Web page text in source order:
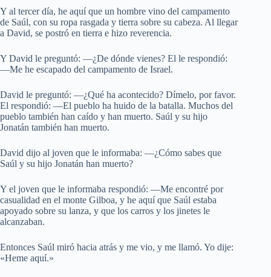
Y al tercer día, he aquí que un hombre vino del campamento
de Saúl, con su ropa rasgada y tierra sobre su cabeza. Al llegar
a David, se postró en tierra e hizo reverencia.
Y David le preguntó: —¿De dónde vienes? El le respondió:
—Me he escapado del campamento de Israel.
David le preguntó: —¿Qué ha acontecido? Dímelo, por favor.
El respondió: —El pueblo ha huido de la batalla. Muchos del
pueblo también han caído y han muerto. Saúl y su hijo
Jonatán también han muerto.
David dijo al joven que le informaba: —¿Cómo sabes que
Saúl y su hijo Jonatán han muerto?
Y el joven que le informaba respondió: —Me encontré por
casualidad en el monte Gilboa, y he aquí que Saúl estaba
apoyado sobre su lanza, y que los carros y los jinetes le
alcanzaban.
Entonces Saúl miró hacia atrás y me vio, y me llamó. Yo dije:
«Heme aquí.»